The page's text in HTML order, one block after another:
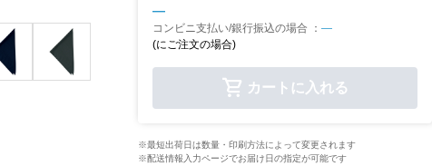
—
コンビニ支払い/銀行振込の場合 ： —
(にご注文の場合)
カートに入れる
※最短出荷日は数量・印刷方法によって変更されます
※配送情報入力ページでお届け日の指定が可能です